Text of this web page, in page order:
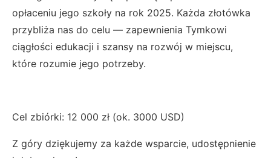
opłaceniu jego szkoły na rok 2025. Każda złotówka
przybliża nas do celu — zapewnienia Tymkowi
ciągłości edukacji i szansy na rozwój w miejscu,
które rozumie jego potrzeby.
Cel zbiórki: 12 000 zł (ok. 3000 USD)
Z góry dziękujemy za każde wsparcie, udostępnienie